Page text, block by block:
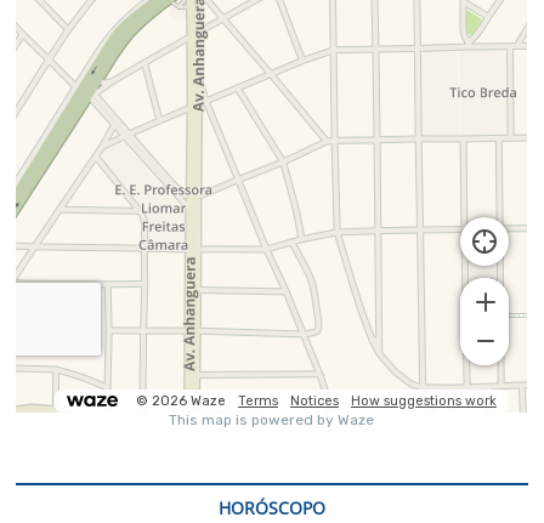
HORÓSCOPO